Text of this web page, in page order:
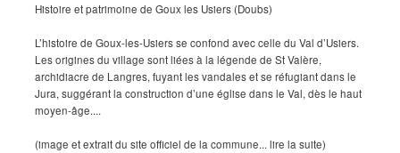
Histoire et patrimoine de Goux les Usiers (Doubs)
L’histoire de Goux-les-Usiers se confond avec celle du Val d’Usiers.
Les origines du village sont liées à la légende de St Valère,
archidiacre de Langres, fuyant les vandales et se réfugiant dans le
Jura, suggérant la construction d’une église dans le Val, dès le haut
moyen-âge....
(image et extrait du site officiel de la commune... lire la suite)